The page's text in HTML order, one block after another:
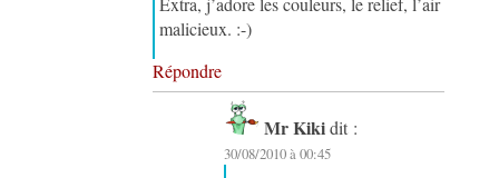
malicieux. :-)
Répondre
Mr Kiki dit :
30/08/2010 à 00:45